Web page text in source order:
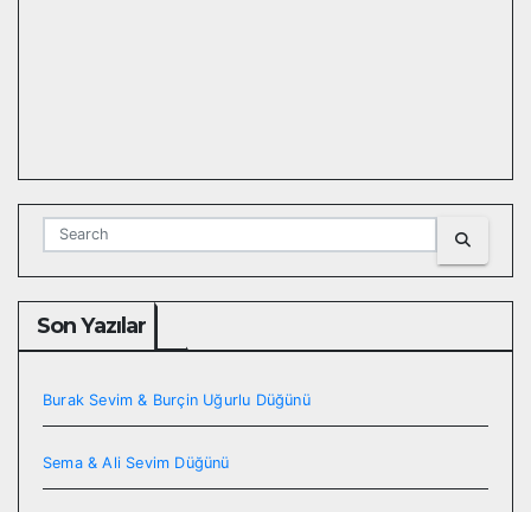
Son Yazılar
Burak Sevim & Burçin Uğurlu Düğünü
Sema & Ali Sevim Düğünü